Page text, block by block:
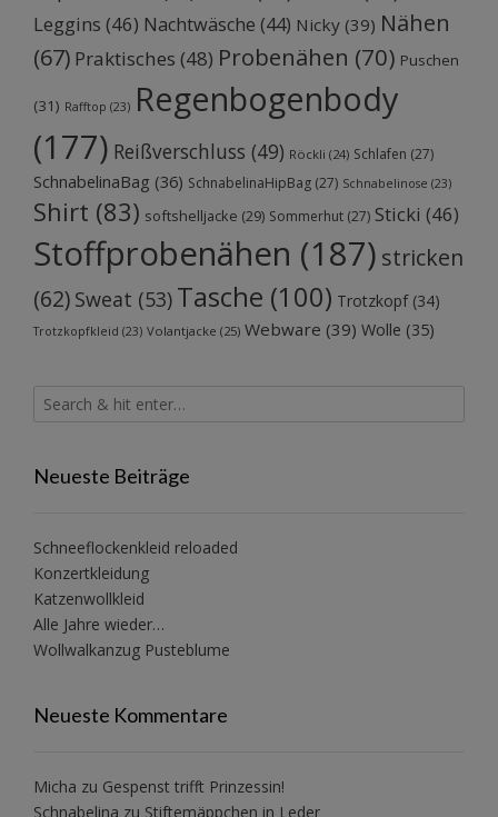
Leggins (46) Nachtwäsche (44) Nicky (39) Nähen
(67) Praktisches (48) Probenähen (70) Puschen
(31) Rafftop (23) Regenbogenbody
(177) Reißverschluss (49) Röckli (24) Schlafen (27)
SchnabelinaBag (36) SchnabelinaHipBag (27) Schnabelinose (23)
Shirt (83) softshelljacke (29) Sommerhut (27) Sticki (46)
Stoffprobenähen (187) stricken
(62) Sweat (53) Tasche (100) Trotzkopf(34)
Trotzkopfkleid (23) Volantjacke (25) Webware (39) Wolle (35)
Neueste Beiträge
Schneeflockenkleid reloaded
Konzertkleidung
Katzenwollkleid
Alle Jahre wieder…
Wollwalkanzug Pusteblume
Neueste Kommentare
Micha zu Gespenst trifft Prinzessin!
Schnabelina zu Stiftemäppchen in Leder